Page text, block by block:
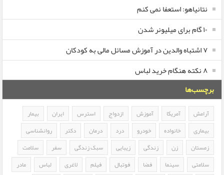
نتانیاهو: استعفا نمی کنم
۱۰ گام برای میلیونر شدن
۷ اشتباه والدین در آموزش مسائل مالی به کودکان
۸ نکته هنگام خرید لباس
برچسب‌ها
آرامش آمریکا آموزش ازدواج استرس ایران
بیمار
بیماری
خانواده خودرو درد درمان دکتر
روانشناسی
زمستان
زن زندگی زیبایی سبک زندگی سفر
سلامت
سلامتی
سینما فضا فوتبال فیلم لاغری لباس
مادر